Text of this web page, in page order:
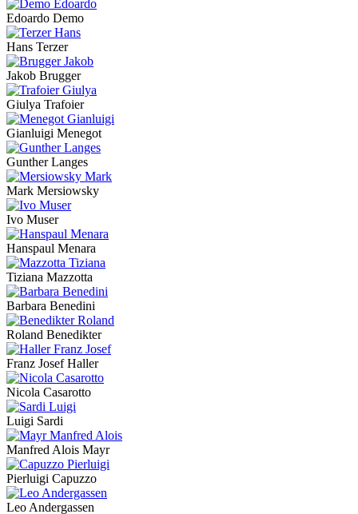
Edoardo Demo
Hans Terzer
Jakob Brugger
Giulya Trafoier
Gianluigi Menegot
Gunther Langes
Mark Mersiowsky
Ivo Muser
Hanspaul Menara
Tiziana Mazzotta
Barbara Benedini
Roland Benedikter
Franz Josef Haller
Nicola Casarotto
Luigi Sardi
Manfred Alois Mayr
Pierluigi Capuzzo
Leo Andergassen